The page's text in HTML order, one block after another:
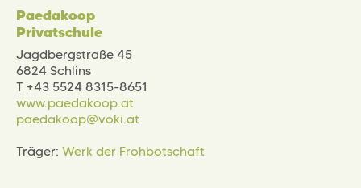
Paedakoop
Privatschule
Jagdbergstraße 45
6824 Schlins
T +43 5524 8315-8651
www.paedakoop.at
paedakoop@voki.at
Träger: Werk der Frohbotschaft